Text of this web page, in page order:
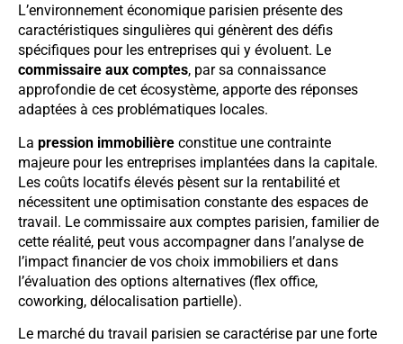
L’environnement économique parisien présente des
caractéristiques singulières qui génèrent des défis
spécifiques pour les entreprises qui y évoluent. Le
commissaire aux comptes, par sa connaissance
approfondie de cet écosystème, apporte des réponses
adaptées à ces problématiques locales.
La pression immobilière constitue une contrainte
majeure pour les entreprises implantées dans la capitale.
Les coûts locatifs élevés pèsent sur la rentabilité et
nécessitent une optimisation constante des espaces de
travail. Le commissaire aux comptes parisien, familier de
cette réalité, peut vous accompagner dans l’analyse de
l’impact financier de vos choix immobiliers et dans
l’évaluation des options alternatives (flex office,
coworking, délocalisation partielle).
Le marché du travail parisien se caractérise par une forte